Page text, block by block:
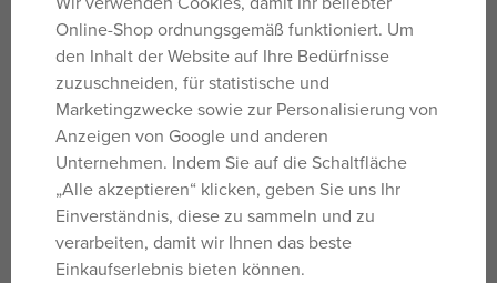
Entdecken ein.\nInklusive Poster in Puzzlegröße, das als
Vorlage dient.\nHochwertige Puzzles, die Kinder immer
wieder neu zusammensetzen können.\nEine farbenfrohe
Box, die sich leicht verstauen lässt.\nHergestellt in
Europa. Aus FSC®-zertifiziertem Papier und Karton.
Parameter
Online-Shop ordnungsgemäß funktioniert. Um
den Inhalt der Website auf Ihre Bedürfnisse
zuzuschneiden, für statistische und
Marketingzwecke sowie zur Personalisierung von
Anzeigen von Google und anderen
Unternehmen. Indem Sie auf die Schaltfläche
„Alle akzeptieren“ klicken, geben Sie uns Ihr
Einverständnis, diese zu sammeln und zu
verarbeiten, damit wir Ihnen das beste
Einkaufserlebnis bieten können.